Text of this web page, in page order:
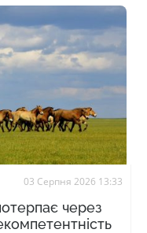
03 Серпня 2026 13:33
через